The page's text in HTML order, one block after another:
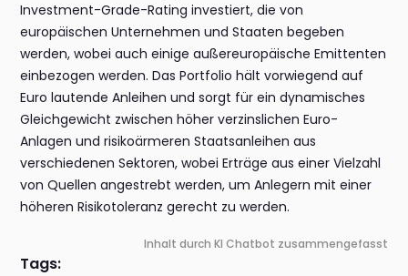
Investment-Grade-Rating investiert, die von
europäischen Unternehmen und Staaten begeben
werden, wobei auch einige außereuropäische Emittenten
einbezogen werden. Das Portfolio hält vorwiegend auf
Euro lautende Anleihen und sorgt für ein dynamisches
Gleichgewicht zwischen höher verzinslichen Euro-
Anlagen und risikoärmeren Staatsanleihen aus
verschiedenen Sektoren, wobei Erträge aus einer Vielzahl
von Quellen angestrebt werden, um Anlegern mit einer
höheren Risikotoleranz gerecht zu werden.
Inhalt durch KI Chatbot zusammengefasst
Tags: